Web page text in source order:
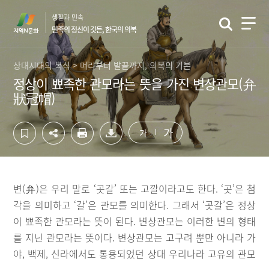
영역
생활과 민속
민족의 정신이 깃든, 한국의 의복
상대시대의 복식 > 머리부터 발끝까지, 의복의 기본
정상이 뾰족한 관모라는 뜻을 가진 변상관모(弁
狀冠帽)
가 가
변(弁)은 우리 말로 ‘곳갈’ 또는 고깔이라고도 한다. ‘곳’은 첨
각을 의미하고 ‘갈’은 관모를 의미한다. 그래서 ‘곳갈’은 정상
이 뾰족한 관모라는 뜻이 된다. 변상관모는 이러한 변의 형태
를 지닌 관모라는 뜻이다. 변상관모는 고구려 뿐만 아니라 가
야, 백제, 신라에서도 통용되었던 상대 우리나라 고유의 관모